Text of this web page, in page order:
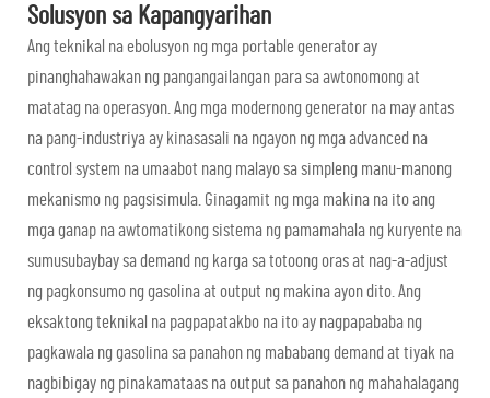
Solusyon sa Kapangyarihan
Ang teknikal na ebolusyon ng mga portable generator ay
pinanghahawakan ng pangangailangan para sa awtonomong at
matatag na operasyon. Ang mga modernong generator na may antas
na pang-industriya ay kinasasali na ngayon ng mga advanced na
control system na umaabot nang malayo sa simpleng manu-manong
mekanismo ng pagsisimula. Ginagamit ng mga makina na ito ang
mga ganap na awtomatikong sistema ng pamamahala ng kuryente na
sumusubaybay sa demand ng karga sa totoong oras at nag-a-adjust
ng pagkonsumo ng gasolina at output ng makina ayon dito. Ang
eksaktong teknikal na pagpapatakbo na ito ay nagpapababa ng
pagkawala ng gasolina sa panahon ng mababang demand at tiyak na
nagbibigay ng pinakamataas na output sa panahon ng mahahalagang